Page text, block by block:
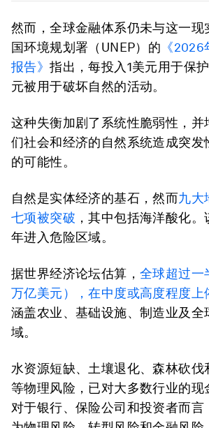
然而，全球金融体系仍未与这一现
国环境规划署（UNEP）的 《
报告》指出，每投入1美元用于保
元被用于破坏自然的活动。
这种失衡加剧了系统性脆弱性，并
们社会和经济的自然系统造成突发
的可能性。
自然是实体经济的基石，然而九大
七项被突破 ，其中包括海洋酸化
年进入危险区域。
据世界经济论坛估算， 全球超过一
万亿美元），在中度或高度程度上
涵盖农业、基础设施、制造业及全
域。
水资源短缺、土壤退化、森林砍伐
等物理风险，已对大多数行业的现
对于银行、保险公司和投资者而言